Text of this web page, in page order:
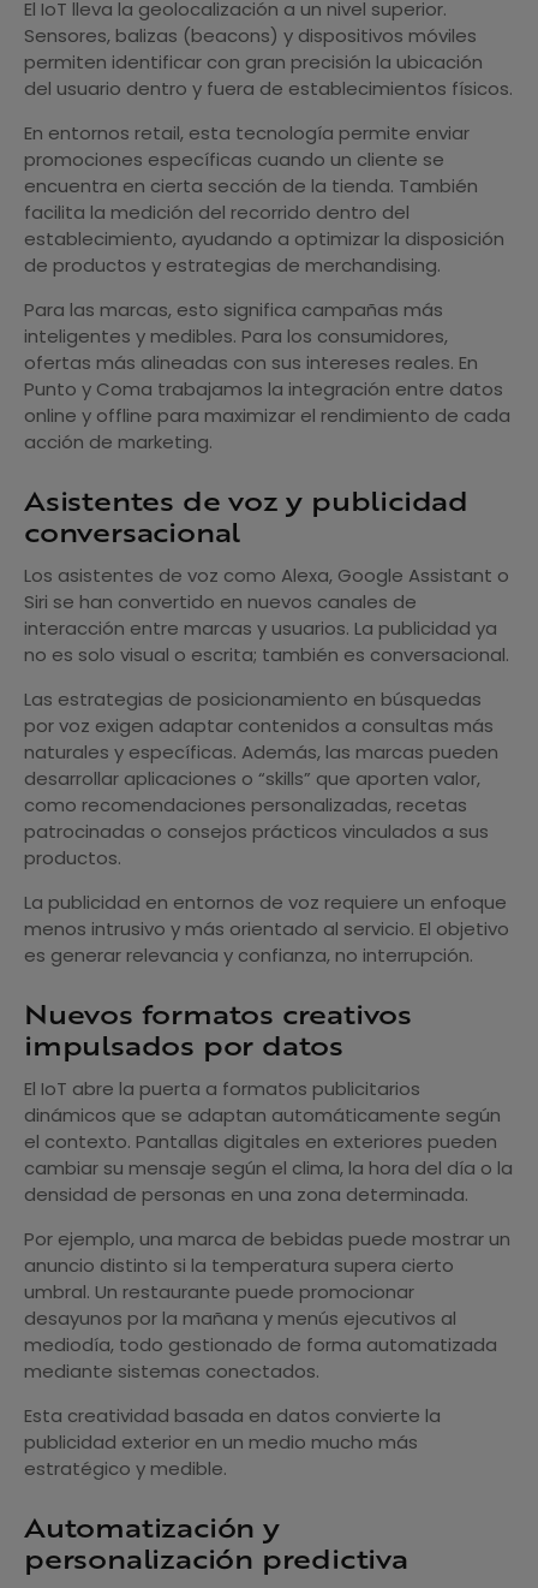
El IoT lleva la geolocalización a un nivel superior.
Sensores, balizas (beacons) y dispositivos móviles
permiten identificar con gran precisión la ubicación
del usuario dentro y fuera de establecimientos físicos.
En entornos retail, esta tecnología permite enviar
promociones específicas cuando un cliente se
encuentra en cierta sección de la tienda. También
facilita la medición del recorrido dentro del
establecimiento, ayudando a optimizar la disposición
de productos y estrategias de merchandising.
Para las marcas, esto significa campañas más
inteligentes y medibles. Para los consumidores,
ofertas más alineadas con sus intereses reales. En
Punto y Coma trabajamos la integración entre datos
online y offline para maximizar el rendimiento de cada
acción de marketing.
Asistentes de voz y publicidad
conversacional
Los asistentes de voz como Alexa, Google Assistant o
Siri se han convertido en nuevos canales de
interacción entre marcas y usuarios. La publicidad ya
no es solo visual o escrita; también es conversacional.
Las estrategias de posicionamiento en búsquedas
por voz exigen adaptar contenidos a consultas más
naturales y específicas. Además, las marcas pueden
desarrollar aplicaciones o “skills” que aporten valor,
como recomendaciones personalizadas, recetas
patrocinadas o consejos prácticos vinculados a sus
productos.
La publicidad en entornos de voz requiere un enfoque
menos intrusivo y más orientado al servicio. El objetivo
es generar relevancia y confianza, no interrupción.
Nuevos formatos creativos
impulsados por datos
El IoT abre la puerta a formatos publicitarios
dinámicos que se adaptan automáticamente según
el contexto. Pantallas digitales en exteriores pueden
cambiar su mensaje según el clima, la hora del día o la
densidad de personas en una zona determinada.
Por ejemplo, una marca de bebidas puede mostrar un
anuncio distinto si la temperatura supera cierto
umbral. Un restaurante puede promocionar
desayunos por la mañana y menús ejecutivos al
mediodía, todo gestionado de forma automatizada
mediante sistemas conectados.
Esta creatividad basada en datos convierte la
publicidad exterior en un medio mucho más
estratégico y medible.
Automatización y
personalización predictiva